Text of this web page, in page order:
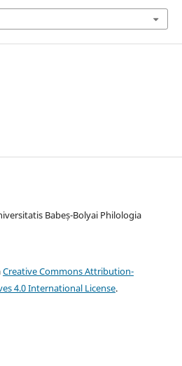
Babeș-Bolyai Philologia
Creative Commons Attribution-
4.0 International License.